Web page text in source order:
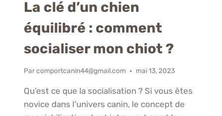
La clé d’un chien
équilibré : comment
socialiser mon chiot ?
Parcomportcanin44@gmail.com mai 13, 2023
Qu’est ce que la socialisation ? Si vous êtes
novice dans l’univers canin, le concept de